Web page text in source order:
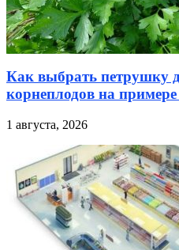
Как выбрать петрушку
корнеплодов на примере
1 августа, 2026